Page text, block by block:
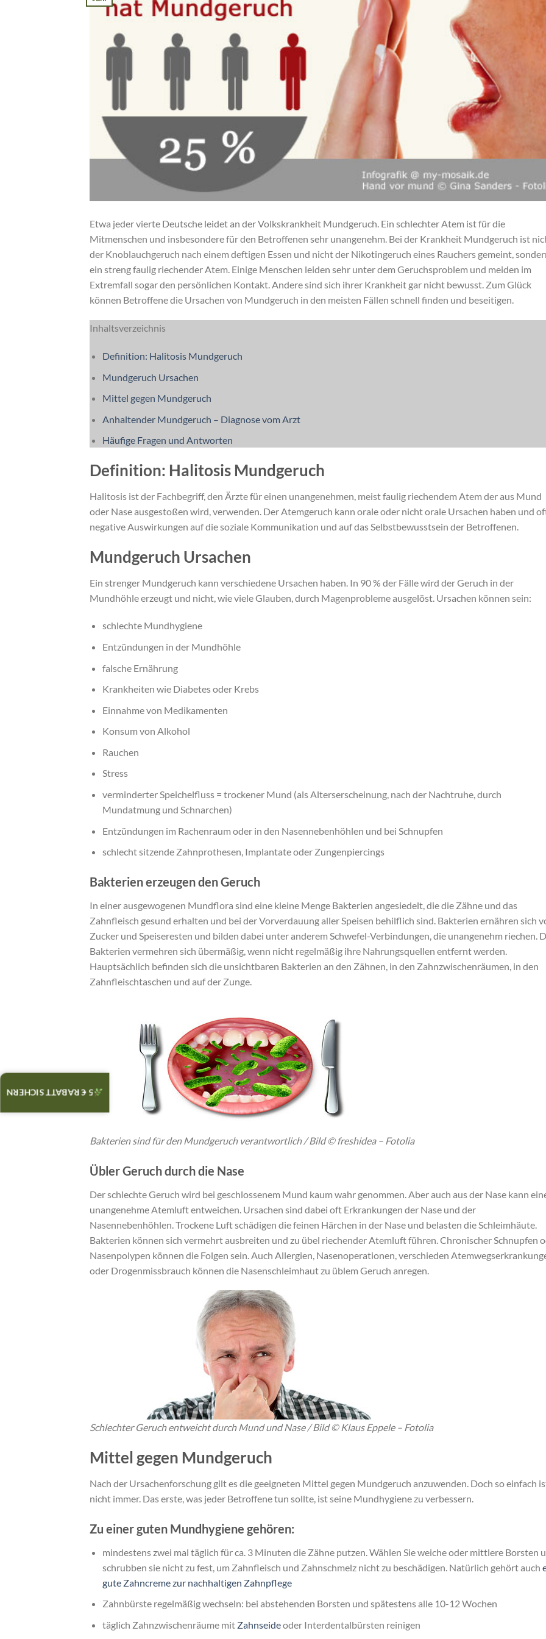
Etwa jeder vierte Deutsche leidet an der Volkskrankheit Mundgeruch. Ein schlechter Atem ist für die
Mitmenschen und insbesondere für den Betroffenen sehr unangenehm. Bei der Krankheit Mundgeruch ist
der Knoblauchgeruch nach einem deftigen Essen und nicht der Nikotingeruch eines Rauchers gemeint,
ein streng faulig riechender Atem. Einige Menschen leiden sehr unter dem Geruchsproblem und meiden im
Extremfall sogar den persönlichen Kontakt. Andere sind sich ihrer Krankheit gar nicht bewusst. Zum Glück
können Betroffene die Ursachen von Mundgeruch in den meisten Fällen schnell finden und beseitigen.
Inhaltsverzeichnis
Definition: Halitosis Mundgeruch
Mundgeruch Ursachen
Mittel gegen Mundgeruch
Anhaltender Mundgeruch – Diagnose vom Arzt
Häufige Fragen und Antworten
Definition: Halitosis Mundgeruch
Halitosis ist der Fachbegriff, den Ärzte für einen unangenehmen, meist faulig riechendem Atem der aus Mund
oder Nase ausgestoßen wird, verwenden. Der Atemgeruch kann orale oder nicht orale Ursachen haben und
negative Auswirkungen auf die soziale Kommunikation und auf das Selbstbewusstsein der Betroffenen.
Mundgeruch Ursachen
Ein strenger Mundgeruch kann verschiedene Ursachen haben. In 90 % der Fälle wird der Geruch in der
Mundhöhle erzeugt und nicht, wie viele Glauben, durch Magenprobleme ausgelöst. Ursachen können sein:
schlechte Mundhygiene
Entzündungen in der Mundhöhle
falsche Ernährung
Krankheiten wie Diabetes oder Krebs
Einnahme von Medikamenten
Konsum von Alkohol
Rauchen
Stress
verminderter Speichelfluss = trockener Mund (als Alterserscheinung, nach der Nachtruhe, durch
Mundatmung und Schnarchen)
Entzündungen im Rachenraum oder in den Nasennebenhöhlen und bei Schnupfen
schlecht sitzende Zahnprothesen, Implantate oder Zungenpiercings
Bakterien erzeugen den Geruch
In einer ausgewogenen Mundflora sind eine kleine Menge Bakterien angesiedelt, die die Zähne und das
Zahnfleisch gesund erhalten und bei der Vorverdauung aller Speisen behilflich sind. Bakterien ernähren sich
Zucker und Speiseresten und bilden dabei unter anderem Schwefel-Verbindungen, die unangenehm riechen.
Bakterien vermehren sich übermäßig, wenn nicht regelmäßig ihre Nahrungsquellen entfernt werden.
Hauptsächlich befinden sich die unsichtbaren Bakterien an den Zähnen, in den Zahnzwischenräumen, in den
Zahnfleischtaschen und auf der Zunge.
Bakterien sind für den Mundgeruch verantwortlich / Bild © freshidea – Fotolia
Übler Geruch durch die Nase
Der schlechte Geruch wird bei geschlossenem Mund kaum wahr genommen. Aber auch aus der Nase kann
unangenehme Atemluft entweichen. Ursachen sind dabei oft Erkrankungen der Nase und der
Nasennebenhöhlen. Trockene Luft schädigen die feinen Härchen in der Nase und belasten die Schleimhäute.
Bakterien können sich vermehrt ausbreiten und zu übel riechender Atemluft führen. Chronischer Schnupfen
Nasenpolypen können die Folgen sein. Auch Allergien, Nasenoperationen, verschieden
oder Drogenmissbrauch können die Nasenschleimhaut zu üblem Geruch anregen.
Schlechter Geruch entweicht durch Mund und Nase / Bild © Klaus Eppele – Fotolia
Mittel gegen Mundgeruch
Nach der Ursachenforschung gilt es die geeigneten Mittel gegen Mundgeruch anzuwenden. Doch so einfach
nicht immer. Das erste, was jeder Betroffene tun sollte, ist seine Mundhygiene zu verbessern.
Zu einer guten Mundhygiene gehören:
mindestens zwei mal täglich für ca. 3 Minuten die Zähne putzen. Wählen Sie weiche oder mittlere Borsten
schrubben sie nicht zu fest, um Zahnfleisch und Zahnschmelz nicht zu beschädigen. Natürlich gehört auch
gute Zahncreme zur nachhaltigen Zahnpflege
Zahnbürste regelmäßig wechseln: bei abstehenden Borsten und spätestens alle 10-12 Wochen
täglich Zahnzwischenräume mit Zahnseideoder Interdentalbürsten reinigen
5 € RABATT SICHERN